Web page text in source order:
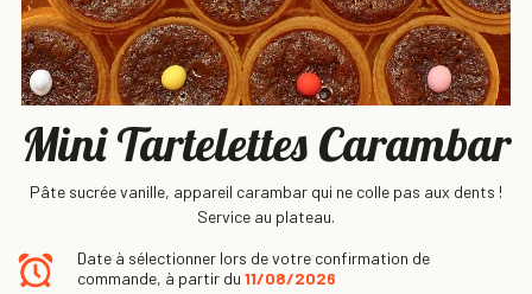
Mini Tartelettes Carambar
Pâte sucrée vanille, appareil carambar qui ne colle pas aux dents !
Service au plateau.
Date à sélectionner lors de votre confirmation de
commande, à partir du 11/08/2026